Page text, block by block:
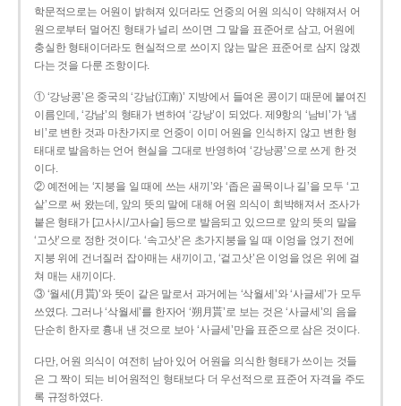
학문적으로는 어원이 밝혀져 있더라도 언중의 어원 의식이 약해져서 어
원으로부터 멀어진 형태가 널리 쓰이면 그 말을 표준어로 삼고, 어원에
충실한 형태이더라도 현실적으로 쓰이지 않는 말은 표준어로 삼지 않겠
다는 것을 다룬 조항이다.
① ‘강낭콩’은 중국의 ‘강남(江南)’ 지방에서 들여온 콩이기 때문에 붙여진
이름인데, ‘강남’의 형태가 변하여 ‘강낭’이 되었다. 제9항의 ‘남비’가 ‘냄
비’로 변한 것과 마찬가지로 언중이 이미 어원을 인식하지 않고 변한 형
태대로 발음하는 언어 현실을 그대로 반영하여 ‘강낭콩’으로 쓰게 한 것
이다.
② 예전에는 ‘지붕을 일 때에 쓰는 새끼’와 ‘좁은 골목이나 길’을 모두 ‘고
샅’으로 써 왔는데, 앞의 뜻의 말에 대해 어원 의식이 희박해져서 조사가
붙은 형태가 [고사시/고사슬] 등으로 발음되고 있으므로 앞의 뜻의 말을
‘고삿’으로 정한 것이다. ‘속고삿’은 초가지붕을 일 때 이엉을 얹기 전에
지붕 위에 건너질러 잡아매는 새끼이고, ‘겉고삿’은 이엉을 얹은 위에 걸
쳐 매는 새끼이다.
③ ‘월세(月貰)’와 뜻이 같은 말로서 과거에는 ‘삭월세’와 ‘사글세’가 모두
쓰였다. 그러나 ‘삭월세’를 한자어 ‘朔月貰’로 보는 것은 ‘사글세’의 음을
단순히 한자로 흉내 낸 것으로 보아 ‘사글세’만을 표준으로 삼은 것이다.
다만, 어원 의식이 여전히 남아 있어 어원을 의식한 형태가 쓰이는 것들
은 그 짝이 되는 비어원적인 형태보다 더 우선적으로 표준어 자격을 주도
록 규정하였다.